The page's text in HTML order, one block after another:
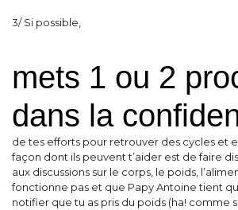
3/ Si possible,
mets 1 ou 2
dans la
de tes efforts pour retrouver des cycles et
façon dont ils peuvent t’aider est de faire
aux discussions sur le corps, le poids,
fonctionne pas et que Papy Antoine tient
notifier que tu as pris du poids (ha! comme